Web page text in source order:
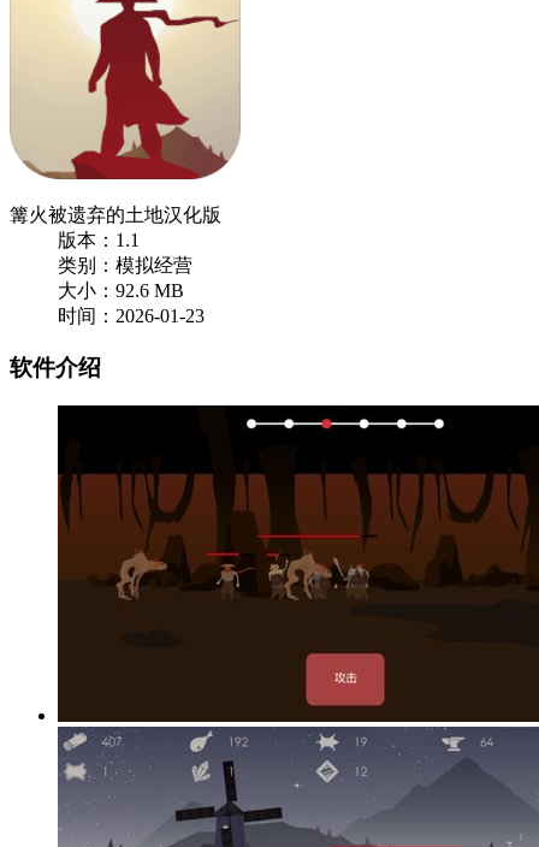
篝火被遗弃的土地汉化版
版本：1.1
类别：模拟经营
大小：92.6 MB
时间：2026-01-23
软件介绍